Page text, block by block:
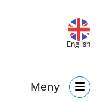
English
Meny